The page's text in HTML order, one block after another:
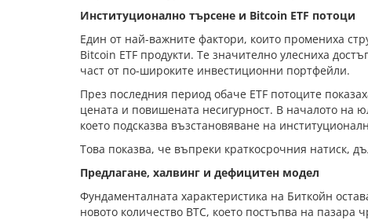
Институционално търсене и Bitcoin ETF потоци
Един от най-важните фактори, които промениха
Bitcoin ETF продукти. Те значително улесниха
част от по-широките инвестиционни портфейли.
През последния период обаче ETF потоците
цената и повишената несигурност. В началото на
което подсказва възстановяване на
Това показва, че въпреки краткосрочния натиск,
Предлагане, халвинг и дефицитен модел
Фундаменталната характеристика на Биткойн
новото количество BTC, което постъпва на